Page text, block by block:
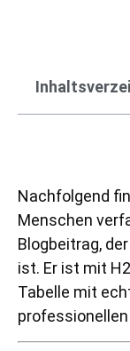
Nachfolgend
Menschen
Blogbeitrag,
ist. Er ist mit
Tabelle mit
professionellen